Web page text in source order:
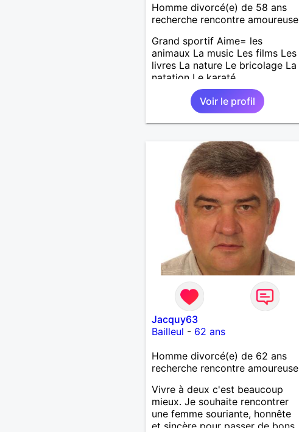
Homme divorcé(e) de 58 ans
recherche rencontre amoureuse
Grand sportif Aime= les
animaux La music Les films Les
livres La nature Le bricolage La
natation Le karaté
Voir le profil
Jacquy63
Bailleul - 62 ans
Homme divorcé(e) de 62 ans
recherche rencontre amoureuse
Vivre à deux c'est beaucoup
mieux. Je souhaite rencontrer
une femme souriante, honnête
et sincère pour passer de bons